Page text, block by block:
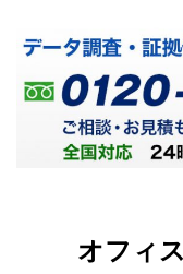
オフィ